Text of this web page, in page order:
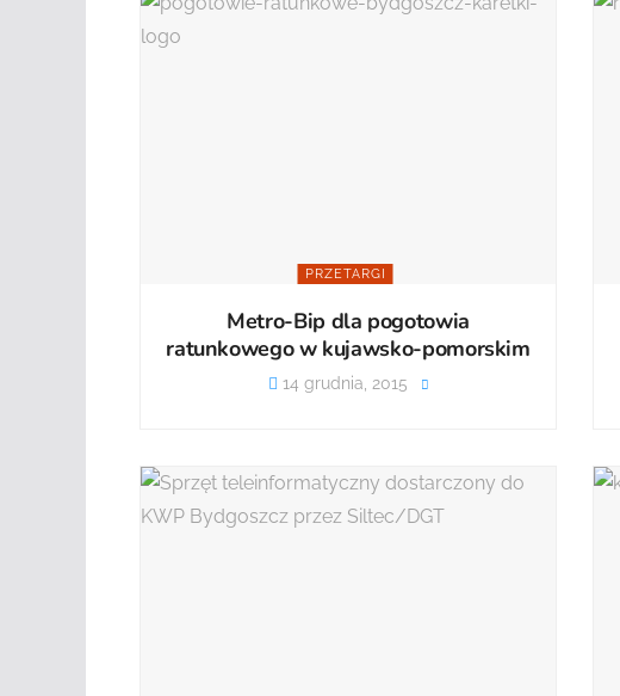
PRZETARGI
Metro-Bip dla pogotowia
ratunkowego w kujawsko-pomorskim
14 grudnia, 2015